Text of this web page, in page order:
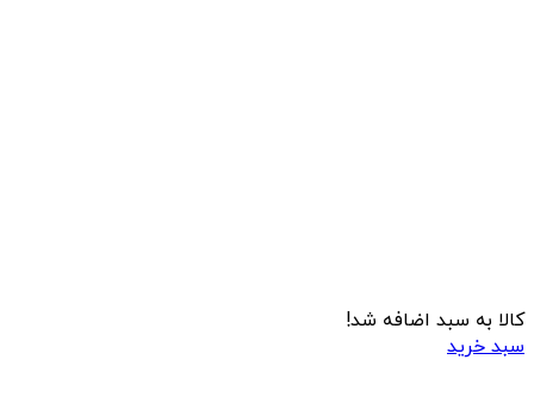
کالا به سبد اضافه شد!
سبد خرید